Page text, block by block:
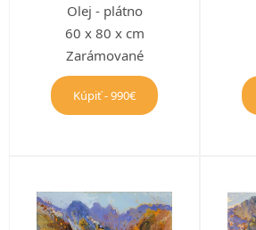
Olej - plátno
60 x 80 x cm
Zarámované
Kúpiť - 990€